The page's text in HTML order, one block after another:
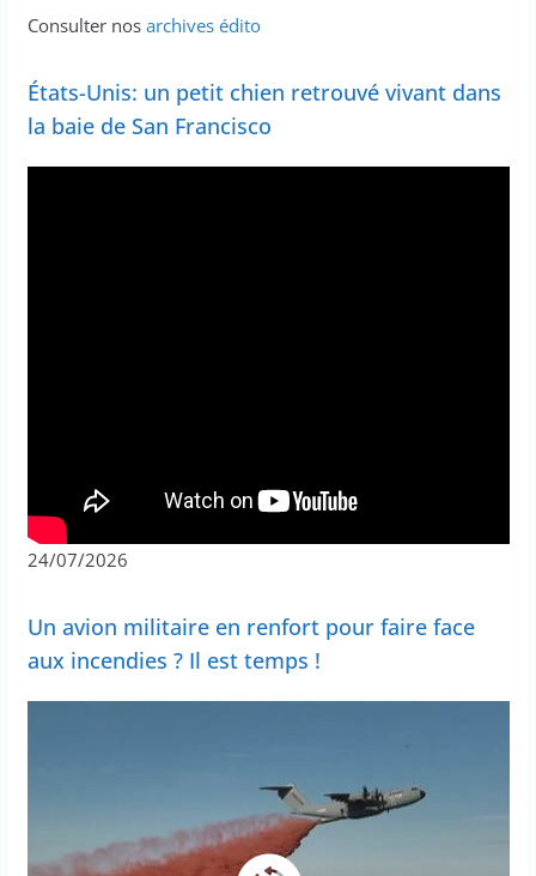
Consulter nos archives édito
États-Unis: un petit chien retrouvé vivant dans
la baie de San Francisco
24/07/2026
Un avion militaire en renfort pour faire face
aux incendies ? Il est temps !